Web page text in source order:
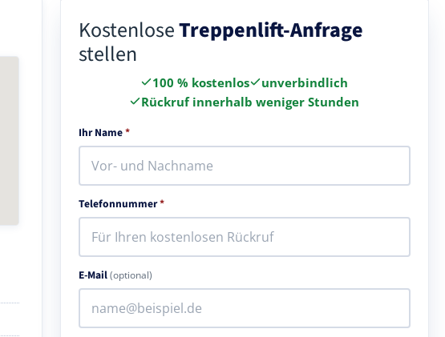
KostenloseTreppenlift-Anfrage
stellen
100 % kostenlos
unverbindlich
Rückruf innerhalb weniger Stunden
Ihr Name*
Telefonnummer*
E-Mail(optional)